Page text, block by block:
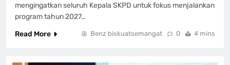
mengingatkan seluruh Kepala SKPD untuk fokus menjalankan
program tahun 2027…
Read More
Benz biskuatsemangat 0 4 mins